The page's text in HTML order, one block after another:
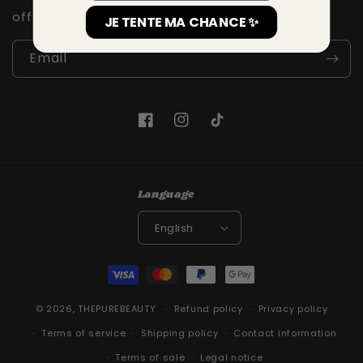
offers!
Email
FacebookInstagram
TikTok
Language
English
Payment
methods
© 2026, THEPUREBEAUTY Refund policy
Privacy policy
Terms of service
Shipping policy
Contact information
Terms of sale
Legal notice
JE TENTE MA CHANCE ✨